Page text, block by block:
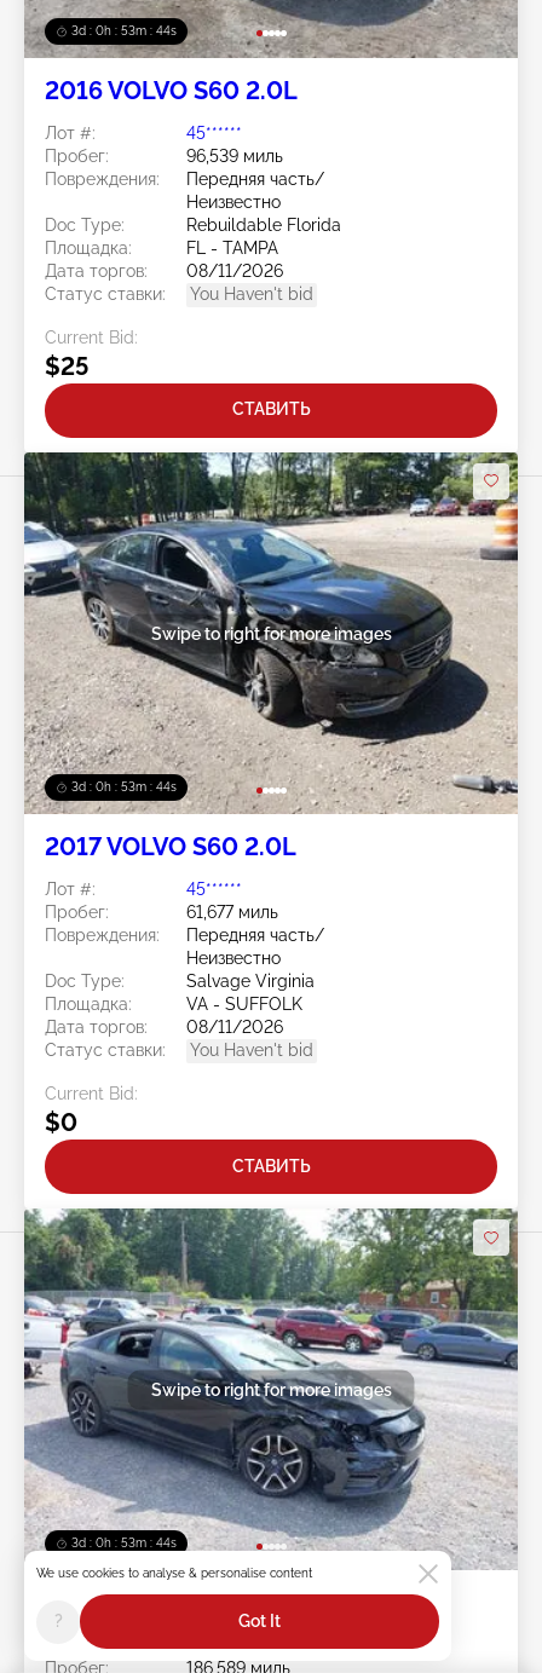
3d : 0h : 53m : 41s
2016 VOLVO S60 2.0L
Лот #:
45******
Пробег:
96,539 миль
Повреждения:
Передняя часть/
Неизвестно
Doc Type:
Rebuildable Florida
Площадка:
FL - TAMPA
Дата торгов:
08/11/2026
Статус ставки:
You Haven't bid
Current Bid:
$25
СТАВИТЬ
3d : 0h : 53m : 41s
Swipe to right for more images
2017 VOLVO S60 2.0L
Лот #:
45******
Пробег:
61,677 миль
Повреждения:
Передняя часть/
Неизвестно
Doc Type:
Salvage Virginia
Площадка:
VA - SUFFOLK
Дата торгов:
08/11/2026
Статус ставки:
You Haven't bid
Current Bid:
$0
СТАВИТЬ
3d : 0h : 53m : 41s
Swipe to right for more images
2018 VOLVO S60 2.0L
Лот #:
45******
Пробег:
186,589 миль
We use cookies to analyse & personalise content
? Got It